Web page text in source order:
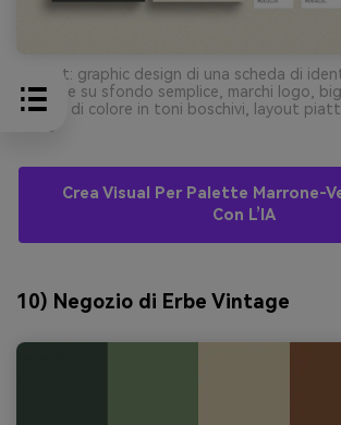
Prompt: graphic design di una scheda di
minimale su sfondo semplice, marchi logo,
blocchi di colore in toni boschivi, layout
Crea Visual Per Palette Marrone-
Con L’IA
10) Negozio di Erbe Vintage